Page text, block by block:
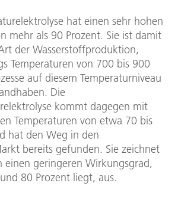
hat einen sehr hohen
mehr als 90 Prozent. Sie ist damit
der Wasserstoffproduktion,
Temperaturen von 700 bis 900
auf diesem Temperaturniveau
Die
kommt dagegen mit
Temperaturen von etwa 70 bis
hat den Weg in den
bereits gefunden. Sie zeichnet
einen geringeren Wirkungsgrad,
80 Prozent liegt, aus.